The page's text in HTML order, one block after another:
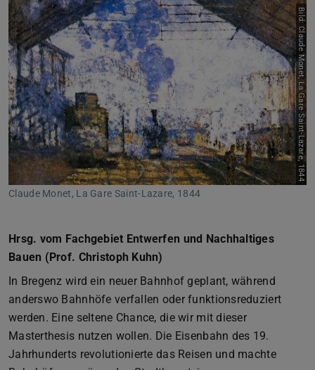
Bild: Claude Monet, La Gare Saint-Lazare, 1844
Claude Monet, La Gare Saint-Lazare, 1844
Hrsg. vom Fachgebiet Entwerfen und Nachhaltiges
Bauen (Prof. Christoph Kuhn)
In Bregenz wird ein neuer Bahnhof geplant, während
anderswo Bahnhöfe verfallen oder funktionsreduziert
werden. Eine seltene Chance, die wir mit dieser
Masterthesis nutzen wollen. Die Eisenbahn des 19.
Jahrhunderts revolutionierte das Reisen und machte